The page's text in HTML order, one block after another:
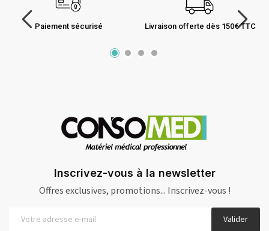
Paiement sécurisé Livraison offerte dès 150€ TTC
Inscrivez-vous à la newsletter
Offres exclusives, promotions... Inscrivez-vous !
Valider